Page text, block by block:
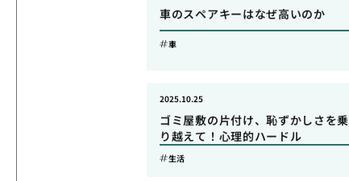
車のスペアキーはなぜ高いのか
車
ゴミ屋敷の片付け、恥ずかしさを乗
り越えて！心理的ハードル
2025.10.25
生活